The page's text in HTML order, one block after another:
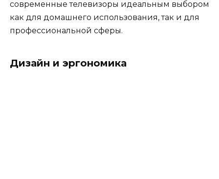
современные телевизоры идеальным выбором
как для домашнего использования, так и для
профессиональной сферы.
Дизайн и эргономика